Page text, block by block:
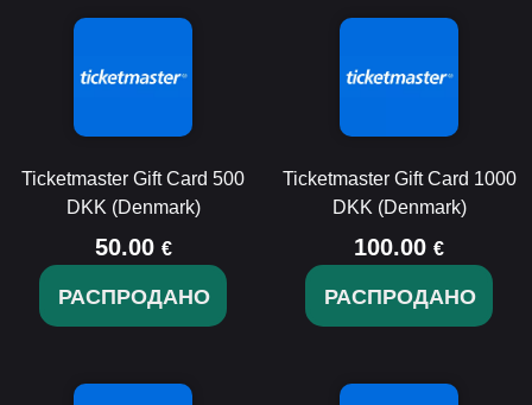
Ticketmaster Gift Card 500
DKK (Denmark)
50.00 €
РАСПРОДАНО
Ticketmaster Gift Card 1000
DKK (Denmark)
100.00 €
РАСПРОДАНО